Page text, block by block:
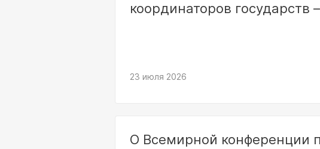
координаторов
23 июля 2026
О Всемирной конференции